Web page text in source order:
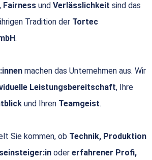
Fairness und Verlässlichkeit sind das
Tradition der Tortec
.
machen das Unternehmen aus. Wir
Leistungsbereitschaft, Ihre
und Ihren Teamgeist.
Sie kommen, ob Technik, Produktion
oder erfahrener Profi,